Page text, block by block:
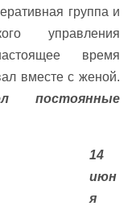
группа и
управления
время
вместе с женой.
постоянные
14
июн
я